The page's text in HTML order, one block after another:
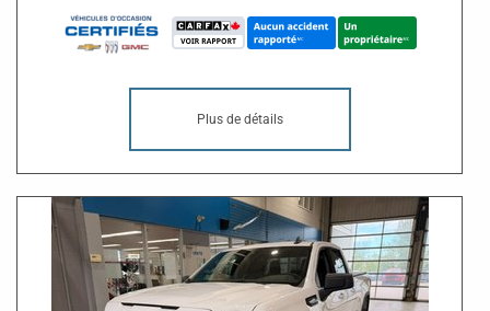
Plus de détails